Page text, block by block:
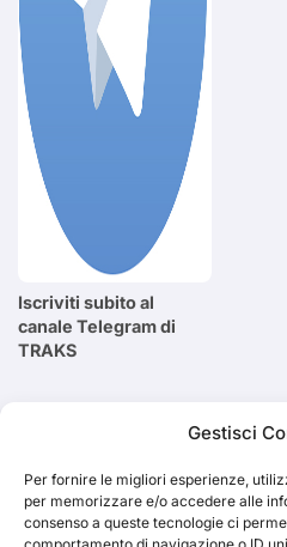
Gestisci
Per fornire le migliori esperienze,
per memorizzare e/o accedere alle
consenso a queste tecnologie ci
Iscriviti subito al
canale Telegram di
TRAKS